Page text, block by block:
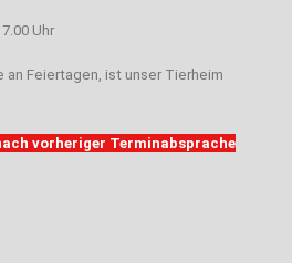
Uhr
Feiertagen, ist unser Tierheim
vorheriger Terminabsprache